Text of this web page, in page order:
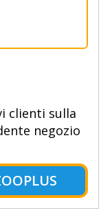
clienti sulla
negozio